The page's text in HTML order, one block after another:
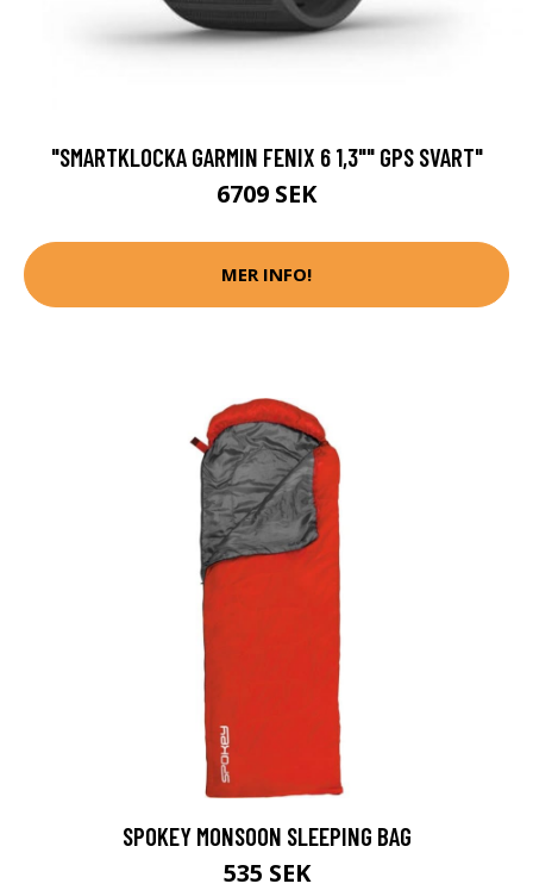
"SMARTKLOCKA GARMIN FENIX 6 1,3"" GPS SVART"
6709 SEK
MER INFO!
SPOKEY MONSOON SLEEPING BAG
535 SEK